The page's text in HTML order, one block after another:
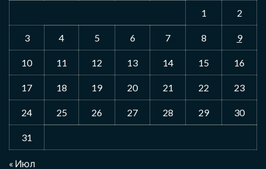
1 2
3 4 5 6 7 8 9
10 11 12 13 14 15 16
17 18 19 20 21 22 23
24 25 26 27 28 29 30
31
« Июл